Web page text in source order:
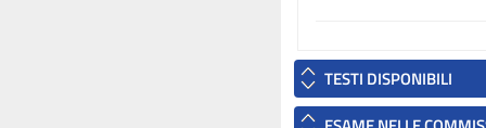
TESTI DISPONIBILI